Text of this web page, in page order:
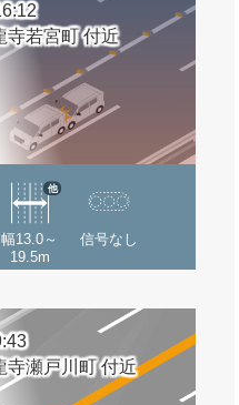
寺若宮町 付近
幅13.0～
19.5m
他
信号なし
寺瀬戸川町 付近